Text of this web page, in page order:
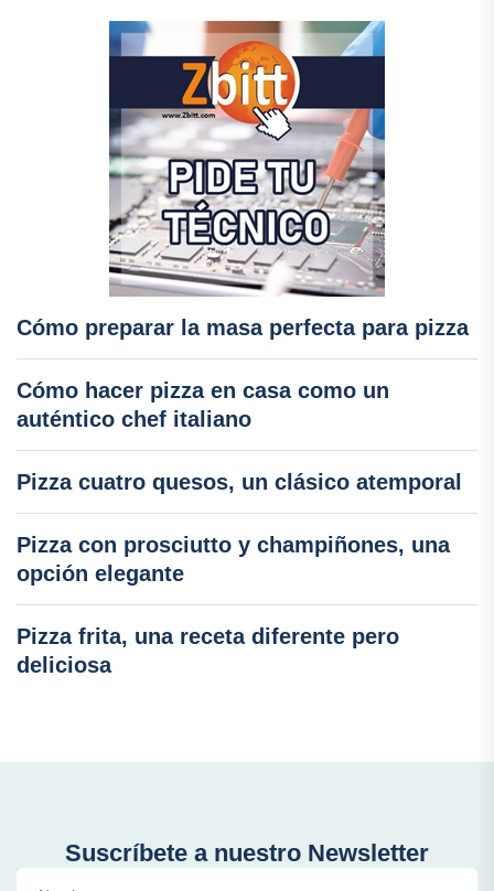
Cómo preparar la masa perfecta para pizza
Cómo hacer pizza en casa como un
auténtico chef italiano
Pizza cuatro quesos, un clásico atemporal
Pizza con prosciutto y champiñones, una
opción elegante
Pizza frita, una receta diferente pero
deliciosa
Suscríbete a nuestro Newsletter